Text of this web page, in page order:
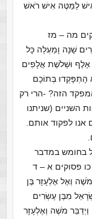
לַמַּטֶּה אִישׁ רֹאשׁ
מה – מז
שָׁנָה וָמַעְלָה כָּל
אֶלֶף וּשְׁלֹשֶׁת אֲלָפִים
הָתְפָּקְדוּ בְּתוֹכָם
הזה? -הרי רק
השניים (שניתנו
אנו לפקוד אותם.
בחומש במדבר
פסוקים א – ד
אֶלְעָזָר בֶּן
מִבֶּן עֶשְׂרִים
מֹשֶׁה וְאֶלְעָזָר